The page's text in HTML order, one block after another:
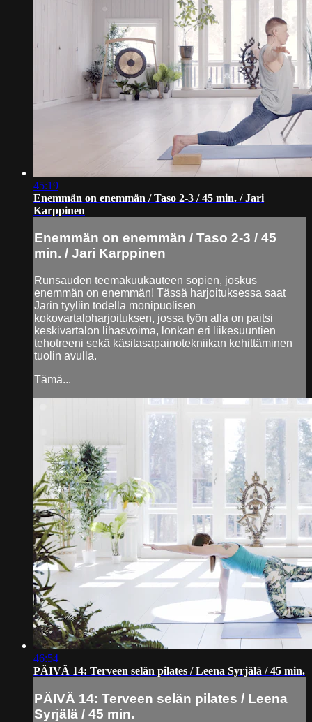
45:19
Enemmän on enemmän / Taso 2-3 / 45 min. / Jari
Karppinen
Enemmän on enemmän / Taso 2-3 / 45
min. / Jari Karppinen
Runsauden teemakuukauteen sopien, joskus
enemmän on enemmän! Tässä harjoituksessa saat
Jarin tyyliin todella monipuolisen
kokovartaloharjoituksen, jossa työn alla on paitsi
keskivartalon lihasvoima, lonkan eri liikesuuntien
tehotreeni sekä käsitasapainotekniikan kehittäminen
tuolin avulla.
Tämä...
46:54
PÄIVÄ 14: Terveen selän pilates / Leena Syrjälä / 45 min.
PÄIVÄ 14: Terveen selän pilates / Leena
Syrjälä / 45 min.